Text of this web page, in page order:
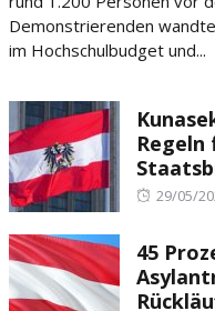
Demonstrierenden
im Hochschulbudget und...
Regeln
Posted
29/05/
45